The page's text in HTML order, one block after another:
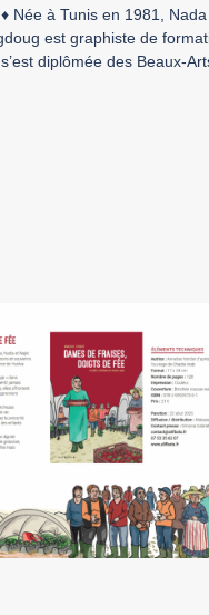
♦ Née à Tunis en 1981, Nada
est graphiste de
diplômée des Beaux-
fraises, doigts
fée